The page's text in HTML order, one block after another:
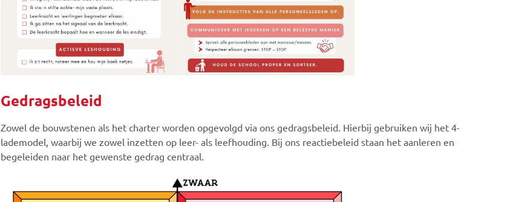
Gedragsbeleid
Zowel de bouwstenen als het charter worden opgevolgd via ons gedragsbeleid. Hierbij gebruiken wij het 4-
lademodel, waarbij we zowel inzetten op leer- als leefhouding. Bij ons reactiebeleid staan het aanleren en
begeleiden naar het gewenste gedrag centraal.